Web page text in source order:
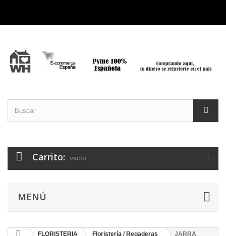
Carrito: vacío
MENÚ
FLORISTERIA Floristería / Regaderas
JARRA